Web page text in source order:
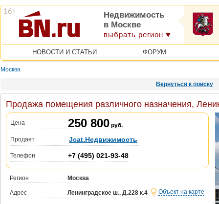
Недвижимость
в Москве
выбрать регион
НОВОСТИ И СТАТЬИ ФОРУМ
Москва
Вернуться к поиску
Продажа помещения различного назначения,
Цена 250 800 руб.
Продает Jcat.Недвижимость
Телефон +7 (495) 021-93-48
Регион Москва
Адрес Ленинградское ш., Д.228 к.4 Объект на карте